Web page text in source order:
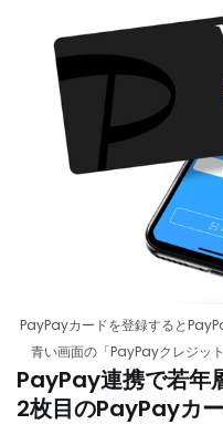
PayPayカードを登録すると
青い画面の「PayPayクレジッ
PayPay連携で若年
2枚目のPayPayカ